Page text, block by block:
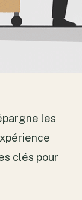
les
clés pour